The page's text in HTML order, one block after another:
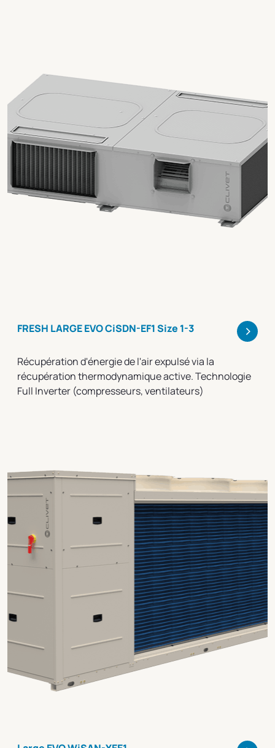
FRESH LARGE EVO CiSDN-EF1 Size 1-3 >
Récupération d'énergie de l'air expulsé via la
récupération thermodynamique active. Technologie
Full Inverter (compresseurs, ventilateurs)